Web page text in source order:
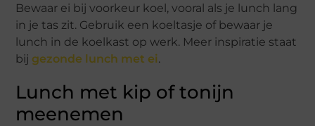
Bewaar ei bij voorkeur koel, vooral als je lunch lang
in je tas zit. Gebruik een koeltasje of bewaar je
lunch in de koelkast op werk. Meer inspiratie staat
bij gezonde lunch met ei.
Lunch met kip of tonijn
meenemen